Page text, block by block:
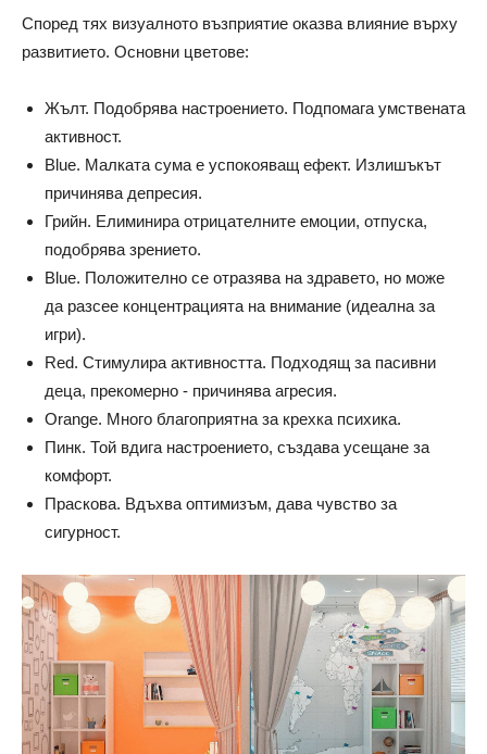
Според тях визуалното възприятие оказва влияние върху
развитието. Основни цветове:
Жълт. Подобрява настроението. Подпомага умствената
активност.
Blue. Малката сума е успокояващ ефект. Излишъкът
причинява депресия.
Грийн. Елиминира отрицателните емоции, отпуска,
подобрява зрението.
Blue. Положително се отразява на здравето, но може
да разсее концентрацията на внимание (идеална за
игри).
Red. Стимулира активността. Подходящ за пасивни
деца, прекомерно - причинява агресия.
Orange. Много благоприятна за крехка психика.
Пинк. Той вдига настроението, създава усещане за
комфорт.
Праскова. Вдъхва оптимизъм, дава чувство за
сигурност.